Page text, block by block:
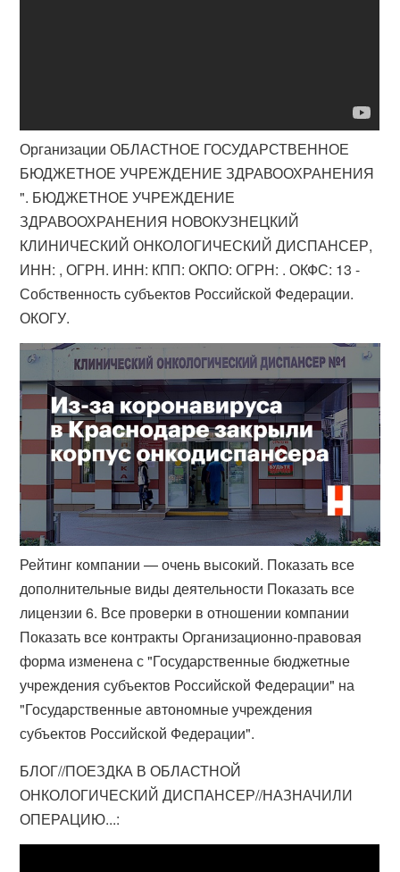
Организации ОБЛАСТНОЕ ГОСУДАРСТВЕННОЕ
БЮДЖЕТНОЕ УЧРЕЖДЕНИЕ ЗДРАВООХРАНЕНИЯ
". БЮДЖЕТНОЕ УЧРЕЖДЕНИЕ
ЗДРАВООХРАНЕНИЯ НОВОКУЗНЕЦКИЙ
КЛИНИЧЕСКИЙ ОНКОЛОГИЧЕСКИЙ ДИСПАНСЕР,
ИНН: , ОГРН​. ИНН: КПП: ОКПО: ОГРН: ​. ОКФС: 13 -
Собственность субъектов Российской Федерации.
ОКОГУ.
Рейтинг компании — очень высокий. Показать все
дополнительные виды деятельности Показать все
лицензии 6. Все проверки в отношении компании
Показать все контракты Организационно-правовая
форма изменена с "Государственные бюджетные
учреждения субъектов Российской Федерации" на
"Государственные автономные учреждения
субъектов Российской Федерации".
БЛОГ//ПОЕЗДКА В ОБЛАСТНОЙ
ОНКОЛОГИЧЕСКИЙ ДИСПАНСЕР//НАЗНАЧИЛИ
ОПЕРАЦИЮ...: